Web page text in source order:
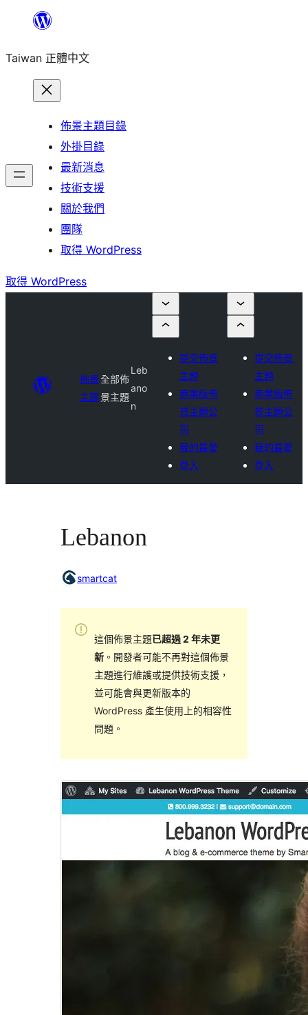
主
Taiwan 正體中文
佈景主題目錄
外掛目錄
最新消息
技術支援
關於我們
團隊
取得 WordPress
取得 WordPress
佈景
主題
全部佈
景主題
Leb
ano
n
提交佈景
主題
商業版佈
景主題公
司
我的最愛
登入
提交佈景
主題
商業版佈
景主題公
司
我的最愛
登入
Lebanon
smartcat
這個佈景主題已超過 2 年未更
新。開發者可能不再對這個佈景
主題進行維護或提供技術支援，
並可能會與更新版本的
WordPress 產生使用上的相容性
問題。